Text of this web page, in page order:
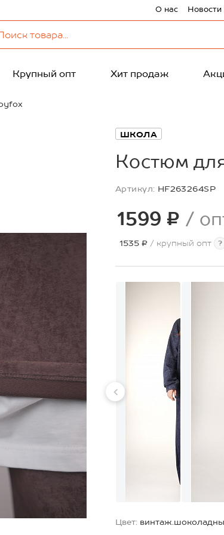
О нас Новости
Крупный опт Хит продаж
ШКОЛА
Костюм
Артикул: HF263264SP
1599 ₽ /
1535 ₽ / крупный опт ?
Цвет: